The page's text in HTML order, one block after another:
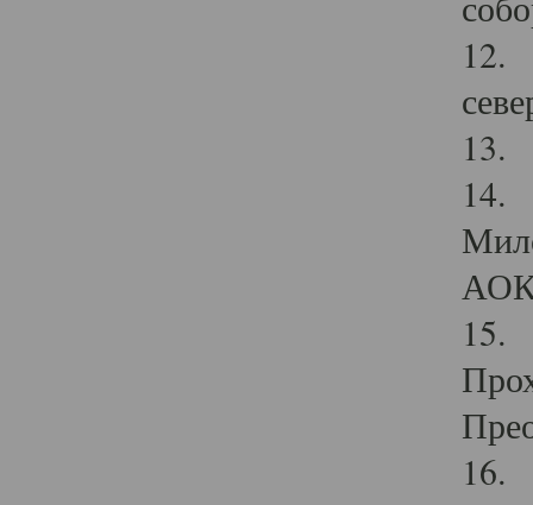
12.
13.
14.
15.
16.